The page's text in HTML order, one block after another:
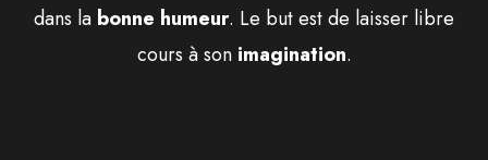
dans la bonne humeur. Le but est de laisser libre
cours à son imagination.